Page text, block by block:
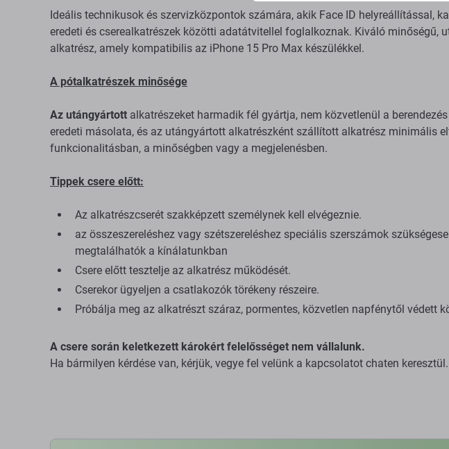
Ideális technikusok és szervizközpontok számára, akik Face ID helyreállítással,
eredeti és cserealkatrészek közötti adatátvitellel foglalkoznak. Kiváló minőségű,
alkatrész, amely kompatibilis az iPhone 15 Pro Max készülékkel.
A pótalkatrészek minősége
Az utángyártott alkatrészeket harmadik fél gyártja, nem közvetlenül a
eredeti másolata, és az utángyártott alkatrészként szállított alkatrész minimális
funkcionalitásban, a minőségben vagy a megjelenésben.
Tippek csere előtt:
Az alkatrészcserét szakképzett személynek kell elvégeznie.
az összeszereléshez vagy szétszereléshez speciális szerszámok
megtalálhatók a kínálatunkban
Csere előtt tesztelje az alkatrész működését.
Cserekor ügyeljen a csatlakozók törékeny részeire.
Próbálja meg az alkatrészt száraz, pormentes, közvetlen napfénytől védett
A csere során keletkezett károkért felelősséget nem vállalunk.
Ha bármilyen kérdése van, kérjük, vegye fel velünk a kapcsolatot chaten keresztül.